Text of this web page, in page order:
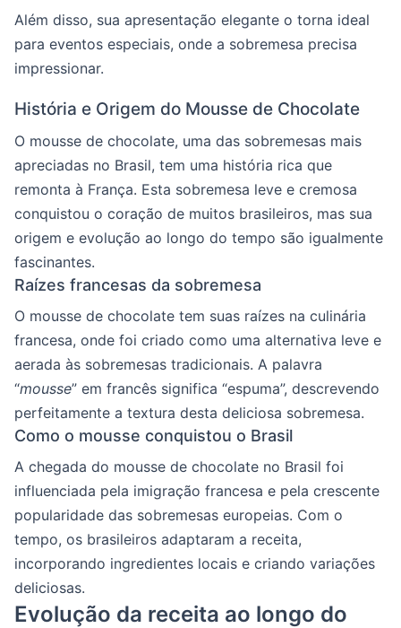
Além disso, sua apresentação elegante o torna ideal
para eventos especiais, onde a sobremesa precisa
impressionar.
História e Origem do Mousse de Chocolate
O mousse de chocolate, uma das sobremesas mais
apreciadas no Brasil, tem uma história rica que
remonta à França. Esta sobremesa leve e cremosa
conquistou o coração de muitos brasileiros, mas sua
origem e evolução ao longo do tempo são igualmente
fascinantes.
Raízes francesas da sobremesa
O mousse de chocolate tem suas raízes na culinária
francesa, onde foi criado como uma alternativa leve e
aerada às sobremesas tradicionais. A palavra
“mousse” em francês significa “espuma”, descrevendo
perfeitamente a textura desta deliciosa sobremesa.
Como o mousse conquistou o Brasil
A chegada do mousse de chocolate no Brasil foi
influenciada pela imigração francesa e pela crescente
popularidade das sobremesas europeias. Com o
tempo, os brasileiros adaptaram a receita,
incorporando ingredientes locais e criando variações
deliciosas.
Evolução da receita ao longo do